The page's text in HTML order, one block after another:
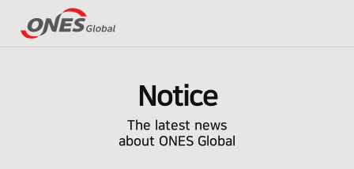
Notice
The latest news
about ONES Global